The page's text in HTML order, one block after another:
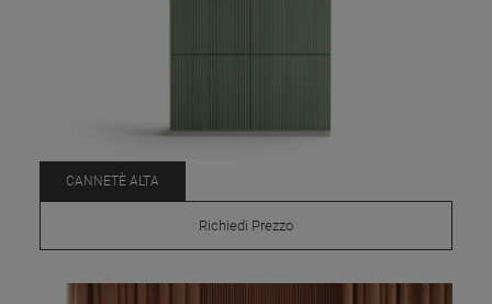
CANNETÈ ALTA
Richiedi Prezzo